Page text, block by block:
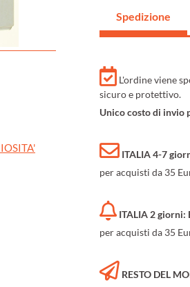
Spedizione
L'ordine viene
sicuro e protettivo.
Unico costo di invio
ITALIA 4-7
per acquisti da 35
ITALIA 2 giorni:
per acquisti da 35
RESTO DEL